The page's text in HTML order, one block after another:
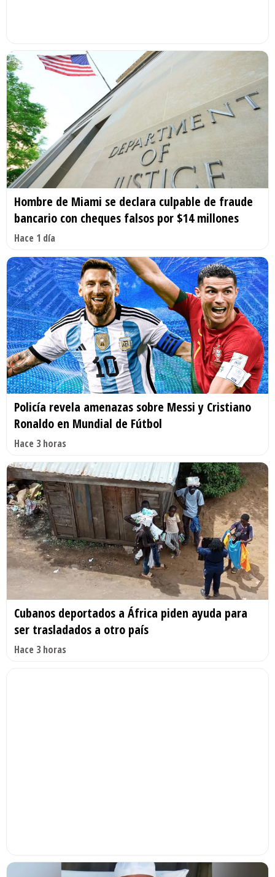
Hombre de Miami se declara culpable de fraude
bancario con cheques falsos por $14 millones
Hace 1 día
Policía revela amenazas sobre Messi y Cristiano
Ronaldo en Mundial de Fútbol
Hace 3 horas
Cubanos deportados a África piden ayuda para
ser trasladados a otro país
Hace 3 horas